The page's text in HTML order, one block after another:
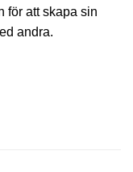
för att skapa sin
andra.